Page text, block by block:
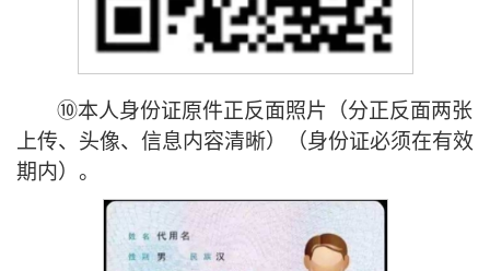
⑩本人身份证原件正反面照片（分正反面两张
上传、头像、信息内容清晰）
（身份证必须在有效
期内） 。